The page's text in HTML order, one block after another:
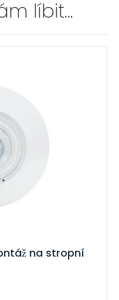
líbit…
na stropní